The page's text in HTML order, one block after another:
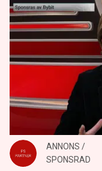
ANNONS /
SPONSRAD